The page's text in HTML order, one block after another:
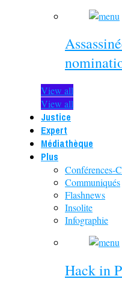
View all
View all
Justice
Expert
Médiathèque
Plus
Conférences-
Communiqués
Flashnews
Insolite
Infographie
Hack in